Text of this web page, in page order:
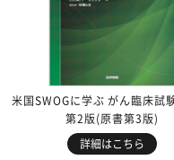
米国SWOGに学ぶ がん臨床試
第2版(原書第3版)
詳細はこちら